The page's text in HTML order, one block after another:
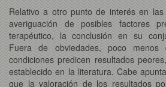
Relativo a otro punto de interés en
averiguación de posibles factores
terapéutico, la conclusión en su
Fuera de obviedades, poco
condiciones predicen resultados
establecido en la literatura. Cabe
que la valoración de los resultados